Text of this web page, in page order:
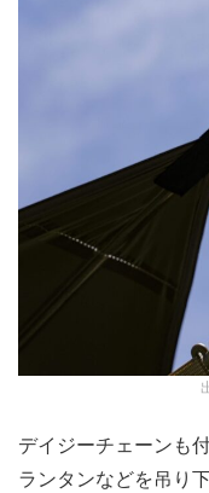
デイジーチェーンも
ランタンなどを吊り